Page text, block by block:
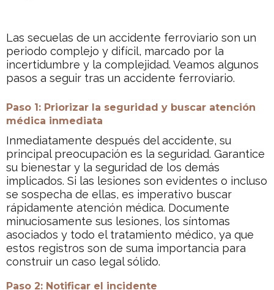
Las secuelas de un accidente ferroviario son un
periodo complejo y difícil, marcado por la
incertidumbre y la complejidad. Veamos algunos
pasos a seguir tras un accidente ferroviario.
Paso 1: Priorizar la seguridad y buscar atención
médica inmediata
Inmediatamente después del accidente, su
principal preocupación es la seguridad. Garantice
su bienestar y la seguridad de los demás
implicados. Si las lesiones son evidentes o incluso
se sospecha de ellas, es imperativo buscar
rápidamente atención médica. Documente
minuciosamente sus lesiones, los síntomas
asociados y todo el tratamiento médico, ya que
estos registros son de suma importancia para
construir un caso legal sólido.
Paso 2: Notificar el incidente